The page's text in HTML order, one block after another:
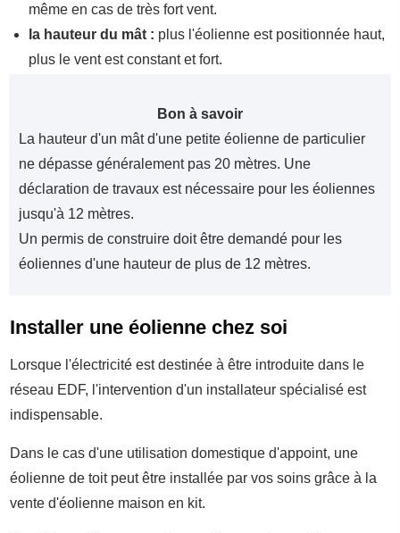
même en cas de très fort vent.
la hauteur du mât : plus l'éolienne est positionnée haut,
plus le vent est constant et fort.
Bon à savoir
La hauteur d'un mât d'une petite éolienne de particulier
ne dépasse généralement pas 20 mètres. Une
déclaration de travaux est nécessaire pour les éoliennes
jusqu'à 12 mètres.
Un permis de construire doit être demandé pour les
éoliennes d'une hauteur de plus de 12 mètres.
Installer une éolienne chez soi
Lorsque l'électricité est destinée à être introduite dans le
réseau EDF, l'intervention d'un installateur spécialisé est
indispensable.
Dans le cas d'une utilisation domestique d'appoint, une
éolienne de toit peut être installée par vos soins grâce à la
vente d'éolienne maison en kit.